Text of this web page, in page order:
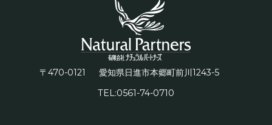
〒470-0121 愛知県日進市本郷町前川 1243-5
TEL:0561-74-0710